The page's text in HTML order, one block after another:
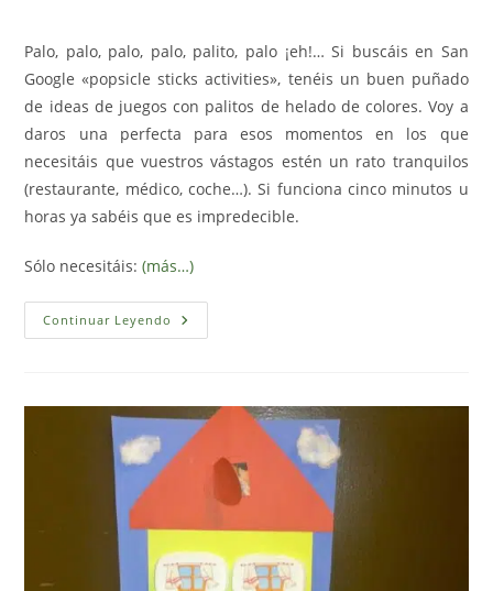
entrada:
Palo, palo, palo, palo, palito, palo ¡eh!… Si buscáis en San
Google «popsicle sticks activities», tenéis un buen puñado
de ideas de juegos con palitos de helado de colores. Voy a
daros una perfecta para esos momentos en los que
necesitáis que vuestros vástagos estén un rato tranquilos
(restaurante, médico, coche…). Si funciona cinco minutos u
horas ya sabéis que es impredecible.
Sólo necesitáis:(más…)
Continuar Leyendo Actividades
Con
(Imprimible
Gratis)